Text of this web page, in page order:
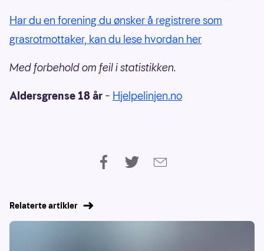
Har du en forening du ønsker å registrere som
grasrotmottaker, kan du lese hvordan her
Med forbehold om feil i statistikken.
Aldersgrense 18 år – Hjelpelinjen.no
Relaterte artikler